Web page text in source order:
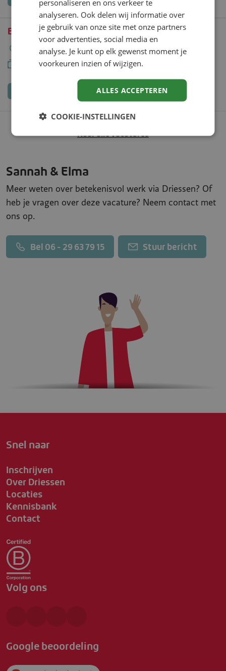
Bijbaan interviewer Prinsentuin
Leeuwarden 4 uur
MBO-4
€ 16,00 - € 22,94 per uur
Naar alle vacatures
Sannah & Elma
Meer weten over betekenisvol werk via Driessen? Of
heb je vragen over deze vacature? Neem contact met
ons op.
Bel 06 - 29 63 79 15 Stuur bericht
Snel naar
Inschrijven
Over Driessen
Locaties
Kennisbank
Contact
Volg ons
Google beoordeling
personaliseren en ons verkeer te
analyseren. Ook delen wij informatie over
je gebruik van onze site met onze partners
voor advertenties, social media en
analyse. Je kunt op elk gewenst moment je
voorkeuren inzien of wijzigen.
ALLES ACCEPTEREN
COOKIE-INSTELLINGEN